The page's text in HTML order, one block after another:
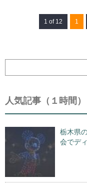
1 of 12 1
索
人気記事（１時間）
栃木県
会でデ